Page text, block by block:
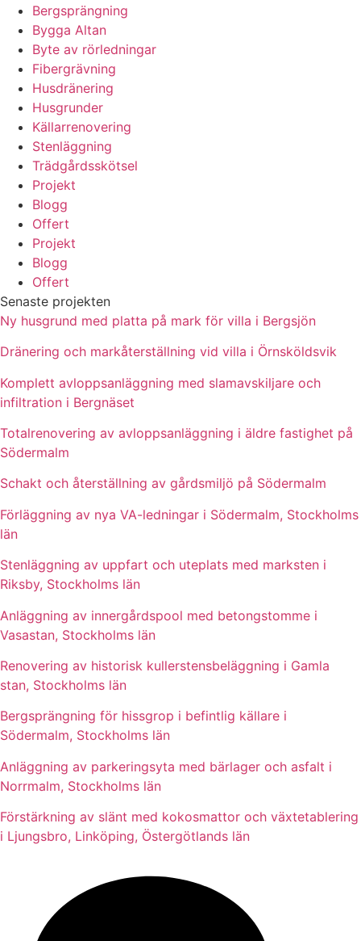
Bergsprängning
Bygga Altan
Byte av rörledningar
Fibergrävning
Husdränering
Husgrunder
Källarrenovering
Stenläggning
Trädgårdsskötsel
Projekt
Blogg
Offert
Projekt
Blogg
Offert
Senaste projekten
Ny husgrund med platta på mark för villa i Bergsjön
Dränering och markåterställning vid villa i Örnsköldsvik
Komplett avloppsanläggning med slamavskiljare och
infiltration i Bergnäset
Totalrenovering av avloppsanläggning i äldre fastighet på
Södermalm
Schakt och återställning av gårdsmiljö på Södermalm
Förläggning av nya VA-ledningar i Södermalm, Stockholms
län
Stenläggning av uppfart och uteplats med marksten i
Riksby, Stockholms län
Anläggning av innergårdspool med betongstomme i
Vasastan, Stockholms län
Renovering av historisk kullerstensbeläggning i Gamla
stan, Stockholms län
Bergsprängning för hissgrop i befintlig källare i
Södermalm, Stockholms län
Anläggning av parkeringsyta med bärlager och asfalt i
Norrmalm, Stockholms län
Förstärkning av slänt med kokosmattor och växtetablering
i Ljungsbro, Linköping, Östergötlands län